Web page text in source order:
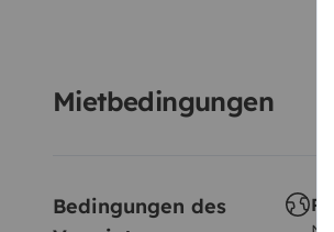
Mietbedingungen
Bedingungen des